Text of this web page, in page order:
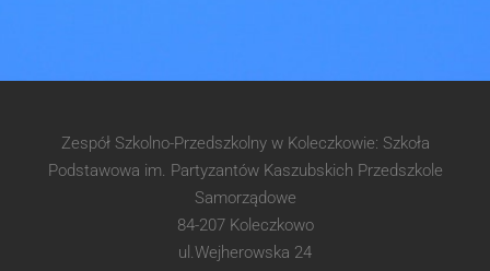
Zespół Szkolno-Przedszkolny w Koleczkowie: Szkoła
Podstawowa im. Partyzantów Kaszubskich Przedszkole
Samorządowe
84-207 Koleczkowo
ul.Wejherowska 24